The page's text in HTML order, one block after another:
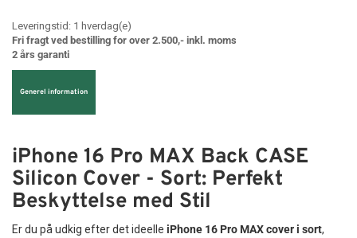
Leveringstid: 1 hverdag(e)
Fri fragt ved bestilling for over 2.500,- inkl. moms
2 års garanti
Generel information
iPhone 16 Pro MAX Back CASE
Silicon Cover - Sort: Perfekt
Beskyttelse med Stil
Er du på udkig efter det ideelle iPhone 16 Pro MAX cover i sort,